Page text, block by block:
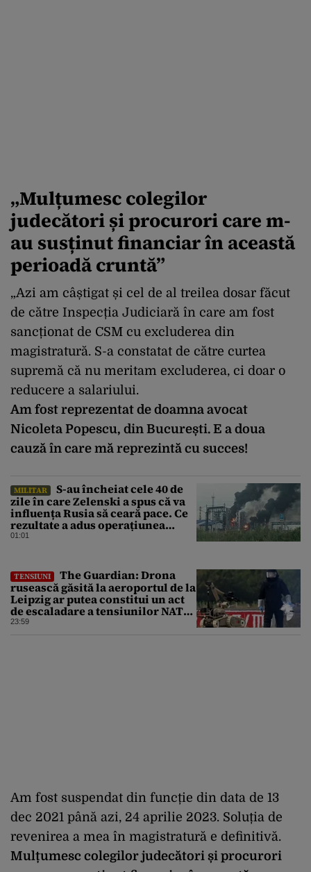
„Mulțumesc colegilor
judecători și procurori care m-
au susținut financiar în această
perioadă cruntă”
„Azi am câștigat și cel de al treilea dosar făcut
de către Inspecția Judiciară în care am fost
sancționat de CSM cu excluderea din
magistratură. S-a constatat de către curtea
supremă că nu meritam excluderea, ci doar o
reducere a salariului.
Am fost reprezentat de doamna avocat
Nicoleta Popescu, din București. E a doua
cauză în care mă reprezintă cu succes!
MILITAR
S-au încheiat cele 40 de
zile în care Zelenski a spus că va
influența Rusia să ceară pace. Ce
rezultate a adus operațiunea
Kievului
01:01
TENSIUNI
The Guardian: Drona
rusească găsită la aeroportul de la
Leipzig ar putea constitui un act
de escaladare a tensiunilor NATO-
Rusia
23:59
Am fost suspendat din funcție din data de 13
dec 2021 până azi, 24 aprilie 2023. Soluția de
revenirea a mea în magistratură e definitivă.
Mulțumesc colegilor judecători și procurori